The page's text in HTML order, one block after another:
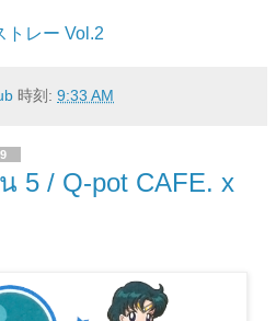
トレー Vol.2
時刻: 9:33 AM
5 / Q-pot CAFE. x